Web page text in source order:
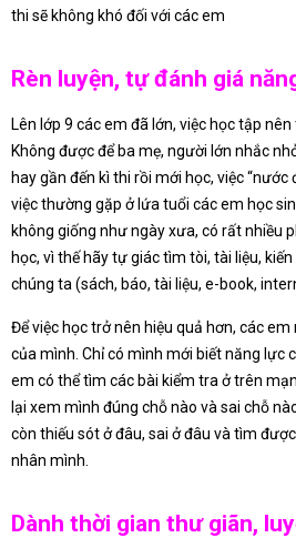
thi sẽ không khó đối với các em
Rèn luyện, tự đánh giá
Lên lớp 9 các em đã lớn, việc học tập
Không được để ba mẹ, người lớn nhắc
hay gần đến kì thi rồi mới học, việc “nước
việc thường gặp ở lứa tuổi các em học
không giống như ngày xưa, có rất nhiều
học, vì thế hãy tự giác tìm tòi, tài liệu,
chúng ta (sách, báo, tài liệu, e-book,
Để việc học trở nên hiệu quả hơn, các
của mình. Chỉ có mình mới biết năng lực
em có thể tìm các bài kiểm tra ở trên
lại xem mình đúng chỗ nào và sai chỗ
còn thiếu sót ở đâu, sai ở đâu và tìm
nhân mình.
Dành thời gian thư giãn,